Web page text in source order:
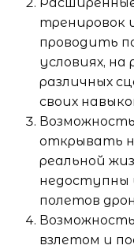
тренировок
проводить
условиях, на
различных
своих
открывать
реальной
недоступны
полетов
взлетом и